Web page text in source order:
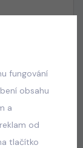
růžová
fungování
obsahu
a
od
tlačítko